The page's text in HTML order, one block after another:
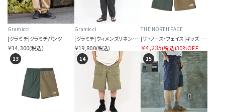
Gramicci
[グラミチ]グラミチパンツ
￥14,300(税込)
Gramicci
[グラミチ]ウィメンズリネンブレンドガーデンサロペット
￥19,800(税込)
THE NORTH FACE
[ザ・ノース・フェイス]キッズ バーサタイルショート
￥4,235(税込)30%OFF
13 14 15